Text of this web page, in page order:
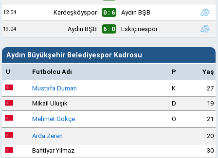
12.04 Kardeşköyspor 0 : 6 Aydın BŞB
19.04 Aydın BŞB 6 : 0 Eskiçinespor
Aydın Büyükşehir Belediyespor Kadrosu
U Futbolcu Adı P Yaş
Mustafa Duman K 27
Mikail Uluşık D 19
Mehmet Gökçe O 21
Arda Zeren
20
Bahtiyar Yılmaz
30